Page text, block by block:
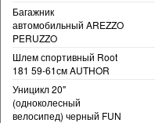
Багажник
автомобильный AREZZO
PERUZZO
Шлем спортивный Root
181 59-61см AUTHOR
Уницикл 20"
(одноколесный
велосипед) черный FUN